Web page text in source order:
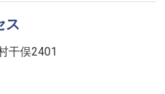
ス
干俣2401